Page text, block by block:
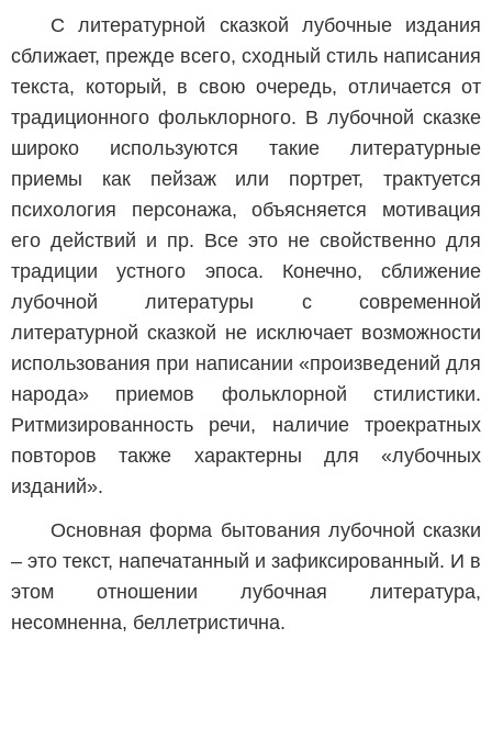
С литературной сказкой лубочные издания
сближает, прежде всего, сходный стиль написания
текста, который, в свою очередь, отличается от
традиционного фольклорного. В лубочной сказке
широко используются такие литературные
приемы как пейзаж или портрет, трактуется
психология персонажа, объясняется мотивация
его действий и пр. Все это не свойственно для
традиции устного эпоса. Конечно, сближение
лубочной литературы с современной
литературной сказкой не исключает возможности
использования при написании «произведений для
народа» приемов фольклорной стилистики.
Ритмизированность речи, наличие троекратных
повторов также характерны для «лубочных
изданий».
Основная форма бытования лубочной сказки
– это текст, напечатанный и зафиксированный. И в
этом отношении лубочная литература,
несомненна, беллетристична.